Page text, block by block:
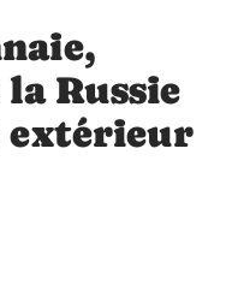
Russie
extérieur